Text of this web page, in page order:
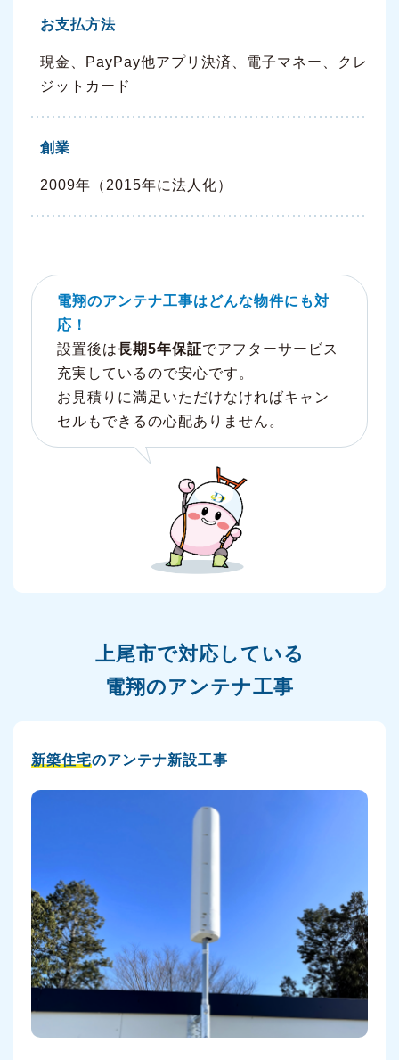
お支払方法
現金、PayPay他アプリ決済、電子マネー、クレ
ジットカード
創業
2009年（2015年に法人化）
電翔のアンテナ工事はどんな物件にも対
応！
設置後は長期5年保証でアフターサービス
充実しているので安心です。
お見積りに満足いただけなければキャン
セルもできるの心配ありません。
上尾市で対応している
電翔のアンテナ工事
新築住宅のアンテナ新設工事